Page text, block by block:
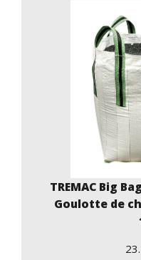
TREMAC Big
Goulotte de